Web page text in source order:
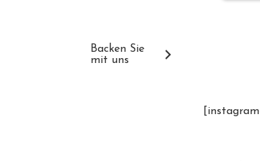
Backen Sie
mit uns